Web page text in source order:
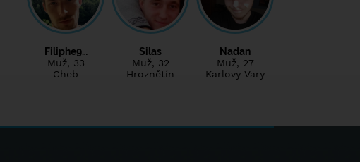
Filiphe9…
Muž, 33
Cheb
Silas
Muž, 32
Hroznětín
Nadan
Muž, 27
Karlovy Vary